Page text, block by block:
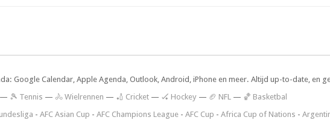
Google Calendar, Apple Agenda, Outlook, Android, iPhone en meer. Altijd up-to-date, en
— 🎾 Tennis — 🚴 Wielrennen — 🏏 Cricket — 🏑 Hockey — 🏈 NFL — 🏀 Basketbal
- AFC Asian Cup - AFC Champions League - AFC Cup - Africa Cup of Nations -